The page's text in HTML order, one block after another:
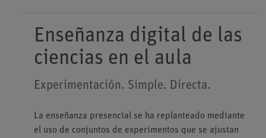
Enseñanza digital de las
ciencias en el aula
Experimentación. Simple. Directa.
La enseñanza presencial se ha replanteado mediante
el uso de conjuntos de experimentos que se ajustan